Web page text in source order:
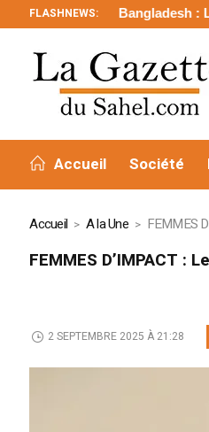
FLASHNEWS:
: L’Agence d’aide
Accueil Société
Accueil A la Une FEMMES
FEMMES D’IMPACT :
2 SEPTEMBRE 2025 À 21:28